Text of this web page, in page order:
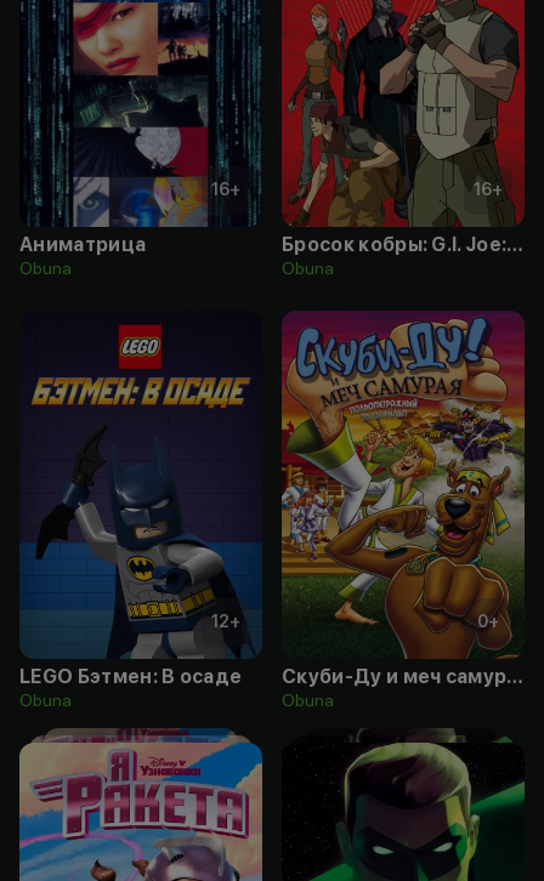
16+
Аниматрица
Obuna
16+
Бросок кобры: G.I. Joe: Дезертиры
Obuna
12+
LEGO Бэтмен: В осаде
Obuna
0+
Скуби-Ду и меч самурая
Obuna